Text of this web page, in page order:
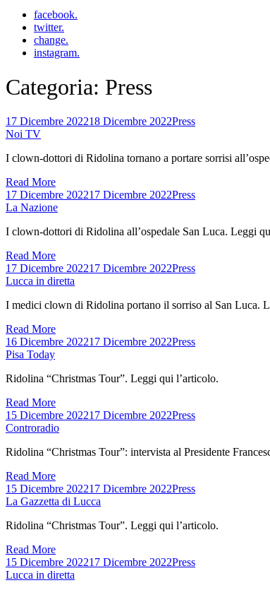
facebook.
twitter.
change.
instagram.
Categoria: Press
17 Dicembre 202218 Dicembre 2022Press
Noi TV
I clown-dottori di Ridolina tornano a portare sorrisi
Read More
17 Dicembre 202217 Dicembre 2022Press
La Nazione
I clown-dottori di Ridolina all’ospedale San Luca. Leggi
Read More
17 Dicembre 202217 Dicembre 2022Press
Lucca in diretta
I medici clown di Ridolina portano il sorriso al San Luca.
Read More
16 Dicembre 202217 Dicembre 2022Press
Pisa Today
Ridolina “Christmas Tour”. Leggi qui l’articolo.
Read More
15 Dicembre 202217 Dicembre 2022Press
Controradio
Ridolina “Christmas Tour”: intervista al Presidente
Read More
15 Dicembre 202217 Dicembre 2022Press
La Gazzetta di Lucca
Ridolina “Christmas Tour”. Leggi qui l’articolo.
Read More
15 Dicembre 202217 Dicembre 2022Press
Lucca in diretta